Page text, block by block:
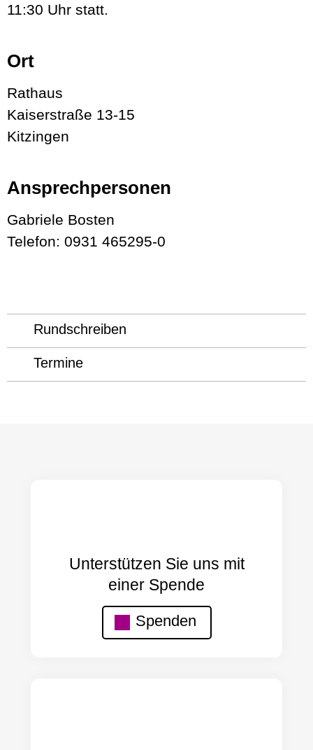
11:30 Uhr statt.
Ort
Rathaus
Kaiserstraße 13-15
Kitzingen
Ansprechpersonen
Gabriele Bosten
Telefon: 0931 465295-0
Rundschreiben
Termine
Unterstützen Sie uns mit
einer Spende
Spenden